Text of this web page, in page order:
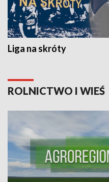
Liga na skróty
ROLNICTWO I WIEŚ